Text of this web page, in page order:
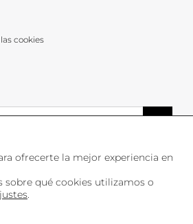
cookies
ofrecerte la mejor experiencia en
sobre qué cookies utilizamos o
.